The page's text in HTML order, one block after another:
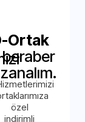
Ortak
özel
indirimli